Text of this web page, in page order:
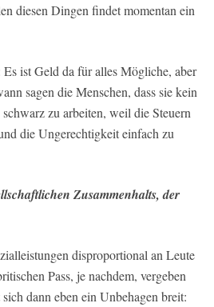
diesen Dingen findet momentan ein
ist Geld da für alles Mögliche, aber
sagen die Menschen, dass sie kein
zu arbeiten, weil die Steuern
die Ungerechtigkeit einfach zu
Zusammenhalts, der
disproportional an Leute
Pass, je nachdem, vergeben
dann eben ein Unbehagen breit: